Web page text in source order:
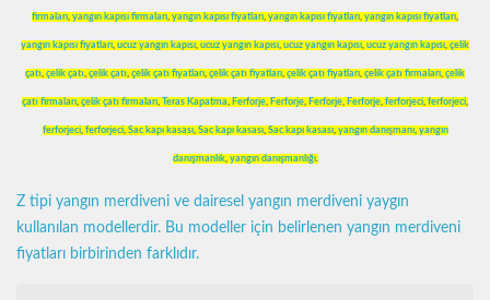
firmaları, yangın kapısı firmaları, yangın kapısı fiyatları, yangın kapısı fiyatları, yangın kapısı fiyatları,
yangın kapısı fiyatları, ucuz yangın kapısı, ucuz yangın kapısı, ucuz yangın kapısı, ucuz yangın kapısı, çelik
çatı, çelik çatı, çelik çatı, çelik çatı fiyatları, çelik çatı fiyatları, çelik çatı fiyatları, çelik çatı firmaları, çelik
çatı firmaları, çelik çatı firmaları, Teras Kapatma, Ferforje, Ferforje, Ferforje, Ferforje, ferforjeci, ferforjeci,
ferforjeci, ferforjeci, Sac kapı kasası, Sac kapı kasası, Sac kapı kasası, yangın danışmanı, yangın
danışmanlık, yangın danışmanlığı.
Z tipi yangın merdiveni ve dairesel yangın merdiveni yaygın
kullanılan modellerdir. Bu modeller için belirlenen yangın merdiveni
fiyatları birbirinden farklıdır.